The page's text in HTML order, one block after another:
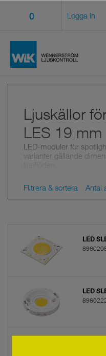
0 Logga in
Ljuskällor
LES 19 mm
LED-moduler för
varianter gällande
ytan.
Använd filter för att
Filtrera & sortera Antal
LED
LED
LED